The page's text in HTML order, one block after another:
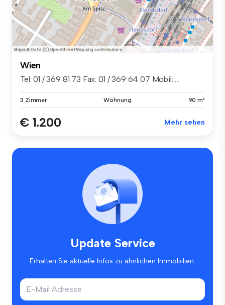
Wien
Tel: 01 / 369 81 73 Fax: 01 / 369 64 07 Mobil: ...
3 Zimmer Wohnung 90 m²
€ 1.200 Mehr sehen
Update Service
Erhalten Sie aktuelle Infos zu ähnlichen Immobilien.